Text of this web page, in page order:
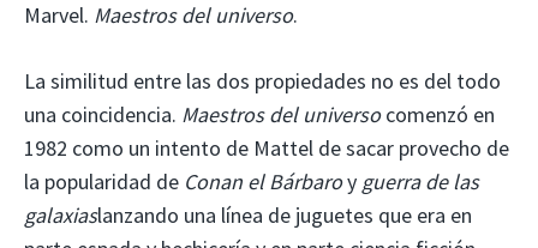
Marvel. Maestros del universo.
La similitud entre las dos propiedades no es del todo
una coincidencia. Maestros del universocomenzó en
1982 como un intento de Mattel de sacar provecho de
la popularidad de Conan el Bárbaroy guerra de las
galaxiaslanzando una línea de juguetes que era en